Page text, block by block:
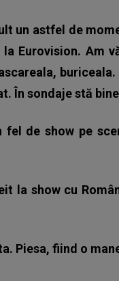
un astfel de
Eurovision. Am
În sondaje stă
fel de show pe
la show cu
Piesa, fiind o